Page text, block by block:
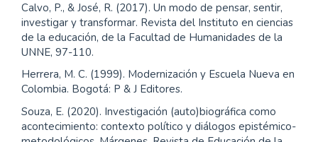
Calvo, P., & José, R. (2017). Un modo de pensar, sentir,
investigar y transformar. Revista del Instituto en ciencias
de la educación, de la Facultad de Humanidades de la
UNNE, 97-110.
Herrera, M. C. (1999). Modernización y Escuela Nueva en
Colombia. Bogotá: P & J Editores.
Souza, E. (2020). Investigación (auto)biográfica como
acontecimiento: contexto político y diálogos epistémico-